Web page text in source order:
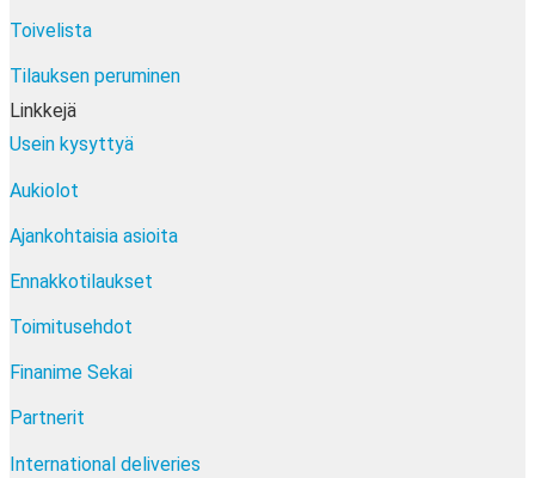
Toivelista
Tilauksen peruminen
Linkkejä
Usein kysyttyä
Aukiolot
Ajankohtaisia asioita
Ennakkotilaukset
Toimitusehdot
Finanime Sekai
Partnerit
International deliveries